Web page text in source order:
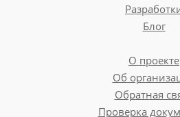
Блог
О проекте
Об
Обратная
Проверка